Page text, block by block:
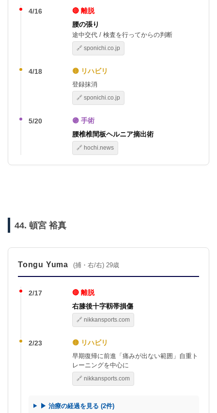
4/16
🔴 離脱
腰の張り
途中交代 / 検査を行ってからの判断
🔗 sponichi.co.jp
4/18 🟡 リハビリ
登録抹消
🔗 sponichi.co.jp
5/20
🟣 手術
腰椎椎間板ヘルニア摘出術
🔗 hochi.news
44. 頓宮 裕真
Tongu Yuma (捕・右/右) 29歳
2/17
🔴 離脱
右膝後十字靱帯損傷
🔗 nikkansports.com
2/23 🟡 リハビリ
早期復帰に前進「痛みが出ない範囲」自重ト
レーニングを中心に
🔗 nikkansports.com
▶ 治療の経過を見る (2件)